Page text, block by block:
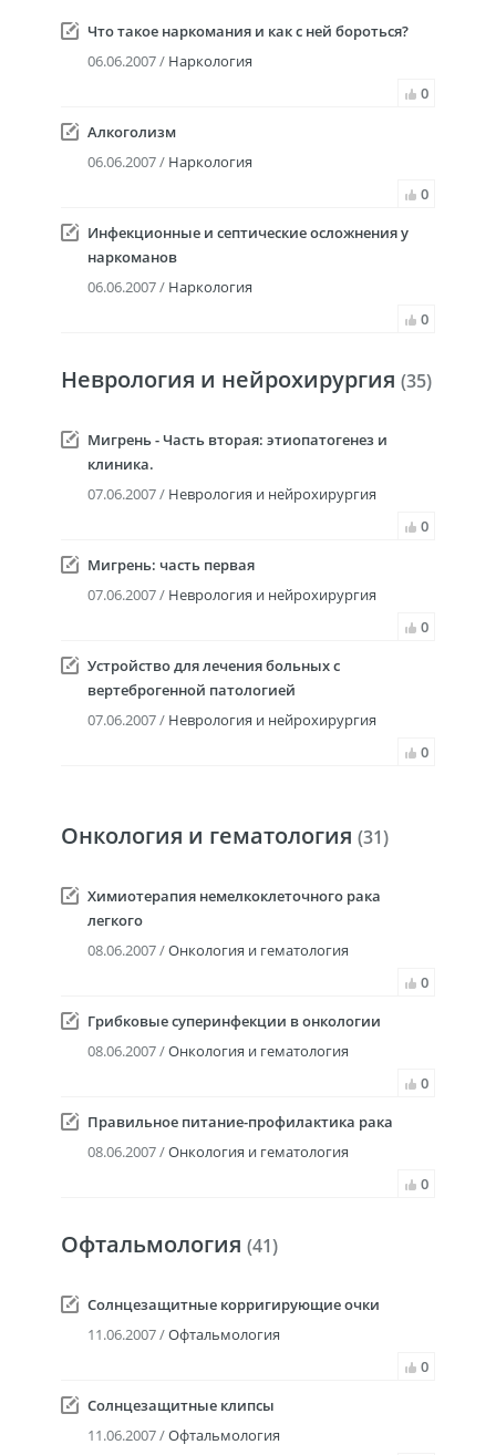
Что такое наркомания и как с ней бороться?
06.06.2007 / Наркология
0
Алкоголизм
06.06.2007 / Наркология
0
Инфекционные и септические осложнения у
наркоманов
06.06.2007 / Наркология
0
Неврология и нейрохирургия (35)
Мигрень - Часть вторая: этиопатогенез и
клиника.
07.06.2007 / Неврология и нейрохирургия
0
Мигрень: часть первая
07.06.2007 / Неврология и нейрохирургия
0
Устройство для лечения больных с
вертеброгенной патологией
07.06.2007 / Неврология и нейрохирургия
0
Онкология и гематология (31)
Химиотерапия немелкоклеточного рака
легкого
08.06.2007 /Онкология и гематология
0
Грибковые суперинфекции в онкологии
08.06.2007 /Онкология и гематология
0
Правильное питание-профилактика рака
08.06.2007 /Онкология и гематология
0
Офтальмология (41)
Солнцезащитные корригирующие очки
11.06.2007 /Офтальмология
0
Солнцезащитные клипсы
11.06.2007 /Офтальмология